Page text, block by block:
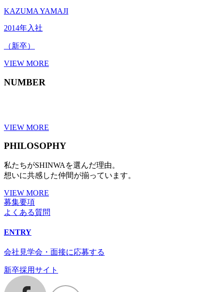
KAZUMA YAMAJI
2014年入社
（新卒）
VIEW MORE
NUMBER
VIEW MORE
PHILOSOPHY
私たちがSHINWAを選んだ理由。
想いに共感した仲間が揃っています。
VIEW MORE
募集要項
よくある質問
ENTRY
会社見学会・面接に応募する
新卒採用サイト